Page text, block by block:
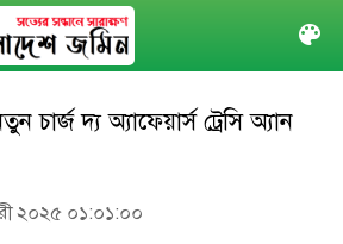
চার্জ দ্য অ্যাফেয়ার্স ট্রেসি অ্যান
২০২৫ ০১:০১:০০